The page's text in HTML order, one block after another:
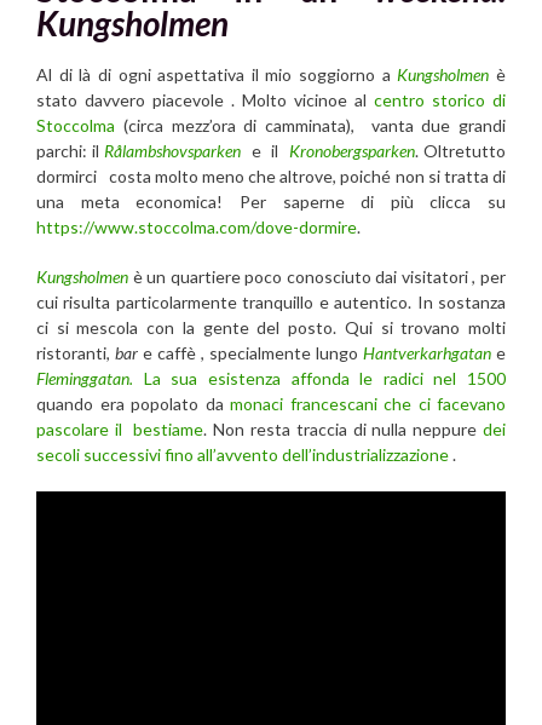
Kungsholmen
Al di là di ogni aspettativa il mio soggiorno a Kungsholmen è
stato davvero piacevole . Molto vicinoe al centro storico di
Stoccolma (circa mezz’ora di camminata), vanta due grandi
parchi: il Rålambshovsparken e il Kronobergsparken. Oltretutto
dormirci costa molto meno che altrove, poiché non si tratta di
una meta economica! Per saperne di più clicca su
https://www.stoccolma.com/dove-dormire.
Kungsholmen è un quartiere poco conosciuto dai visitatori , per
cui risulta particolarmente tranquillo e autentico. In sostanza
ci si mescola con la gente del posto. Qui si trovano molti
ristoranti, bar e caffè , specialmente lungo Hantverkarhgatan e
Fleminggatan. La sua esistenza affonda le radici nel 1500
quando era popolato da monaci francescani che ci facevano
pascolare il bestiame. Non resta traccia di nulla neppuredei
secoli successivi fino all’avvento dell’industrializzazione.